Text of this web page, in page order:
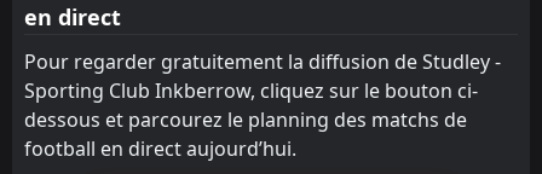
en direct
Pour regarder gratuitement la diffusion de Studley -
Sporting Club Inkberrow, cliquez sur le bouton ci-
dessous et parcourez le planning des matchs de
football en direct aujourd’hui.